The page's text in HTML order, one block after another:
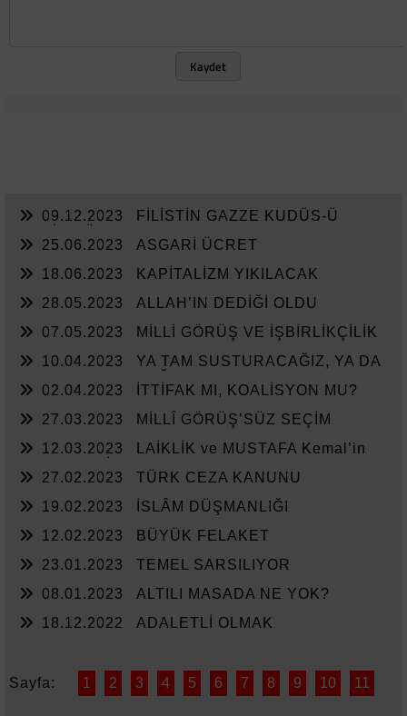
Kaydet
09.12.2023
FİLİSTİN GAZZE KUDÜS-Ü
25.06.2023
ASGARİ ÜCRET
18.06.2023
KAPİTALİZM YIKILACAK
28.05.2023
ALLAH’IN DEDİĞİ OLDU
07.05.2023
MİLLİ GÖRÜŞ VE İŞBİRLİKÇİLİK
10.04.2023
YA TAM SUSTURACAĞIZ, YA DA
02.04.2023
İTTİFAK MI, KOALİSYON MU?
27.03.2023
MİLLÎ GÖRÜŞ’SÜZ SEÇİM
12.03.2023
LAİKLİK ve MUSTAFA Kemal’in
27.02.2023
TÜRK CEZA KANUNU
19.02.2023
İSLÂM DÜŞMANLIĞI
12.02.2023
BÜYÜK FELAKET
23.01.2023
TEMEL SARSILIYOR
08.01.2023
ALTILI MASADA NE YOK?
18.12.2022
ADALETLİ OLMAK
Sayfa: 1 2 3 4 5 6 7 8 9 10 11